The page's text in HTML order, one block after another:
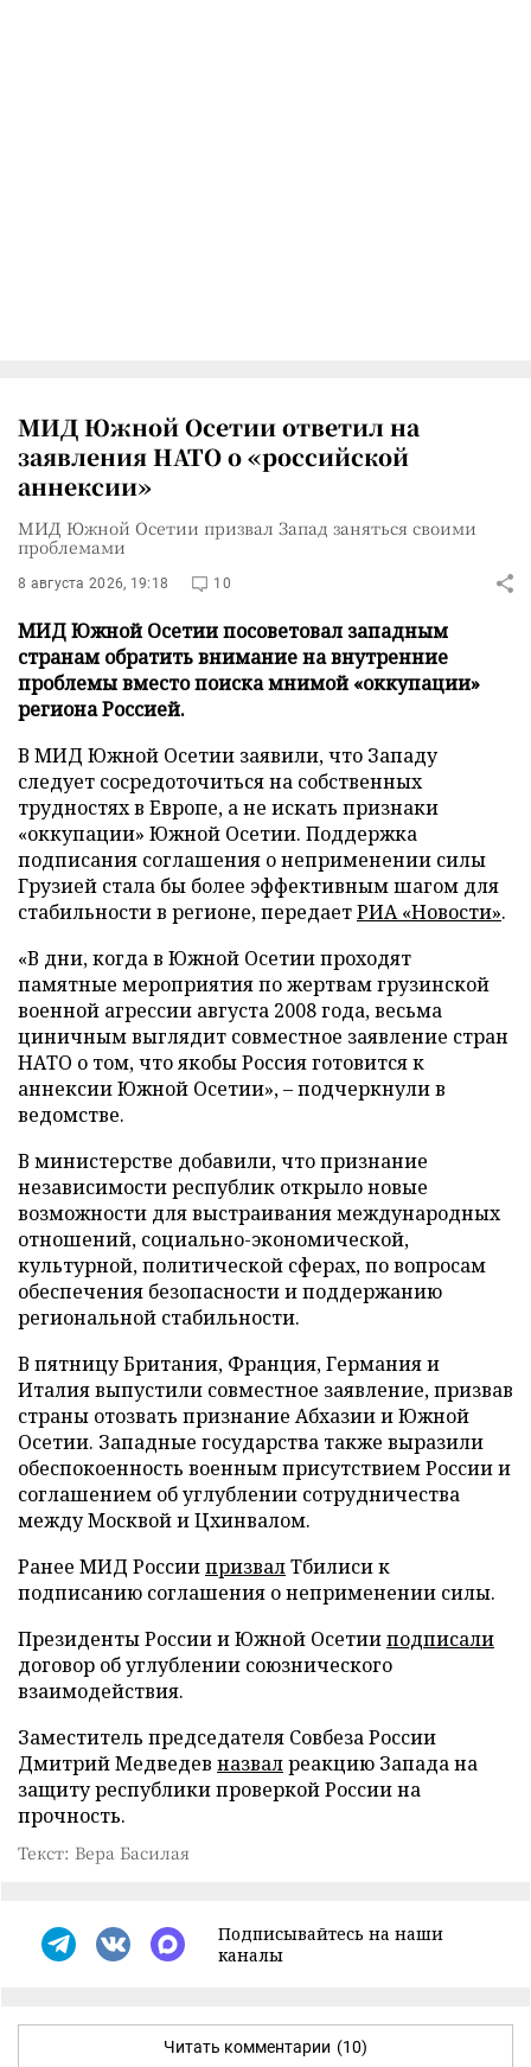
МИД Южной Осетии ответил на
заявления НАТО о «российской
аннексии»
МИД Южной Осетии призвал Запад заняться своими
проблемами
8 августа 2026, 19:18 10
МИД Южной Осетии посоветовал западным
странам обратить внимание на внутренние
проблемы вместо поиска мнимой «оккупации»
региона Россией.
В МИД Южной Осетии заявили, что Западу
следует сосредоточиться на собственных
трудностях в Европе, а не искать признаки
«оккупации» Южной Осетии. Поддержка
подписания соглашения о неприменении силы
Грузией стала бы более эффективным шагом для
стабильности в регионе, передаетРИА «Новости».
«В дни, когда в Южной Осетии проходят
памятные мероприятия по жертвам грузинской
военной агрессии августа 2008 года, весьма
циничным выглядит совместное заявление стран
НАТО о том, что якобы Россия готовится к
аннексии Южной Осетии», – подчеркнули в
ведомстве.
В министерстве добавили, что признание
независимости республик открыло новые
возможности для выстраивания международных
отношений, социально-экономической,
культурной, политической сферах, по вопросам
обеспечения безопасности и поддержанию
региональной стабильности.
В пятницу Британия, Франция, Германия и
Италия выпустили совместное заявление, призвав
страны отозвать признание Абхазии и Южной
Осетии. Западные государства также выразили
обеспокоенность военным присутствием России и
соглашением об углублении сотрудничества
между Москвой и Цхинвалом.
Ранее МИД РоссиипризвалТбилиси к
подписанию соглашения о неприменении силы.
Президенты России и Южной Осетииподписали
договор об углублении союзнического
взаимодействия.
Заместитель председателя Совбеза России
Дмитрий Медведев назвалреакцию Запада на
защиту республики проверкой России на
прочность.
Текст: Вера Басилая
Подписывайтесь на наши
каналы
Читать комментарии (10)